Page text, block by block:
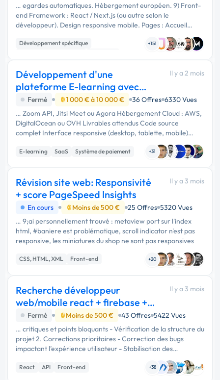
… egardes automatiques. Hébergement européen. 9) Front-
end Framework : React / Next.js (ou autre selon le
développeur). Design responsive mobile. Pages : Accueil
Inscription / Connexion Tableau de bord garage Tableau de
bord freelance Page …
Développement spécifique
+151
Développement d'une
plateforme E-learning avec
Live Streaming
Il y a 2 mois
Fermé 1 000 € à 10 000 € 36 Offres 6330 Vues
… Zoom API, Jitsi Meet ou Agora Hébergement Cloud : AWS,
DigitalOcean ou OVH Livrables attendus Code source
complet Interface responsive (desktop, tablette, mobile)
Documentation technique Déploiement sur serveur Tests et
correction des bugs …
E-learning SaaS Système de paiement +31
Révision site web: Responsivité
+ score PageSpeed Insights
Il y a 3 mois
En cours Moins de 500 € 25 Offres 5320 Vues
… 9;ai personnellement trouvé : metaview port sur l'index
html, #baniere est problématique, scroll indicator n'est pas
responsive, les miniatures du shop ne sont pas responsives
CSS, HTML, XML
Front-end
+20
Recherche développeur
web/mobile react + firebase +
API géolocation
Il y a 3 mois
Fermé Moins de 500 € 43 Offres 5422 Vues
… critiques et points bloquants - Vérification de la structure du
projet 2. Corrections prioritaires - Correction des bugs
impactant l’expérience utilisateur - Stabilisation des
fonctionnalités principales (carte, affichage, interactions) 3.
…React API Front-end +38